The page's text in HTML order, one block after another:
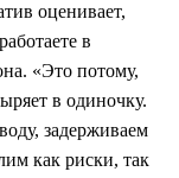
оценивает,
в
«Это потому,
в одиночку.
задерживаем
как риски, так